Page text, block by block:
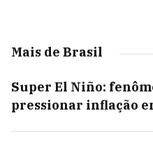
Mais de Brasil
Super El Niño:
pressionar inflação